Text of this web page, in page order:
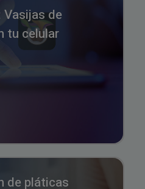
de
tu celular
de pláticas